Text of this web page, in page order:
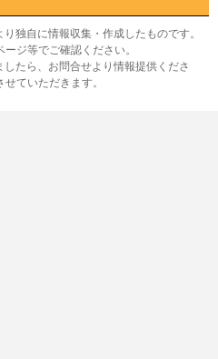
独自に情報収集・作成したものです。
ジ等でご確認ください。
たら、お問合せより情報提供くださ
ていただきます。